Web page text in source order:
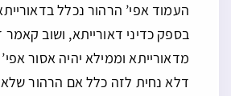
העמוד אפי’ הרהור נכלל
בספק כדיני דאורייתא, ושוב
מדאורייתא וממילא יהיה אסור
דלא נחית לזה כלל אם הרהור